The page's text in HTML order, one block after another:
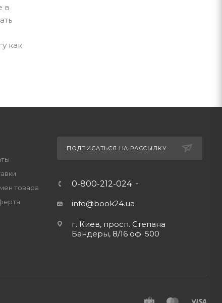
в
как
товара
ПОДПИСАТЬСЯ НА РАССЫЛКУ
0-800-212-024
info@book24.ua
г. Киев, просп. Степана
Бандеры, 8/16 оф. 500